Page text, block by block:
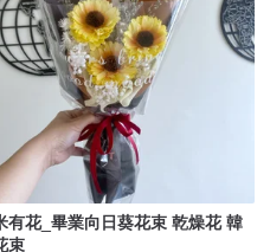
有花_畢業向日葵花束 乾燥花 韓
束